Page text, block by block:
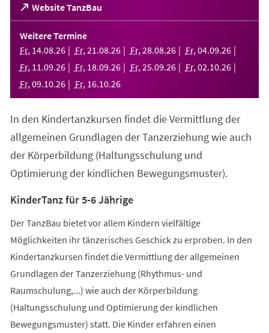
Website TanzBau
(Öffnet
in
einem
neuen
Tab)
Weitere Termine
Fr, 14.08.26 Fr, 21 .08.26 Fr, 28.08.26 Fr, 04.09.26
Fr, 11 .09.26 Fr, 18.09.26 Fr, 25.09.26 Fr, 02.10.26
Fr, 09.10.26 Fr, 16.10.26
In den Kindertanzkursen findet die Vermittlung der
allgemeinen Grundlagen der Tanzerziehung wie auch
der Körperbildung (Haltungsschulung und
Optimierung der kindlichen Bewegungsmuster).
KinderTanz für 5-6 Jährige
Der TanzBau bietet vor allem Kindern vielfältige
Möglichkeiten ihr tänzerisches Geschick zu erproben. In den
Kindertanzkursen findet die Vermittlung der allgemeinen
Grundlagen der Tanzerziehung (Rhythmus- und
Raumschulung,...) wie auch der Körperbildung
(Haltungsschulung und Optimierung der kindlichen
Bewegungsmuster) statt. Die Kinder erfahren einen